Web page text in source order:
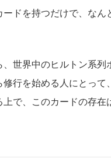
ドを持つだけで、なん
世界中のヒルトン系列
行を始める人にとって
で、このカードの存在